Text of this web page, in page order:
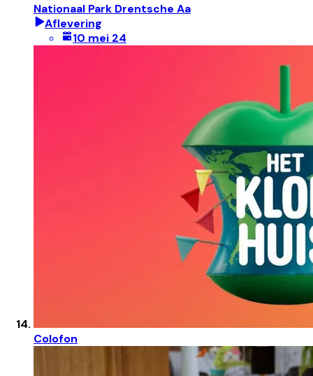
Nationaal Park Drentsche Aa
Aflevering
10 mei 24
Colofon